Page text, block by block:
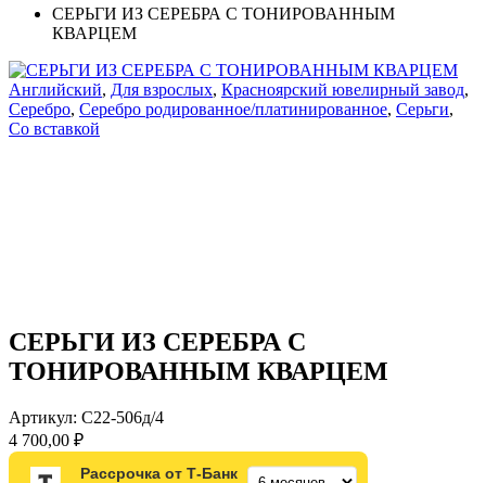
СЕРЬГИ ИЗ СЕРЕБРА С ТОНИРОВАННЫМ
КВАРЦЕМ
Английский, Для взрослых, Красноярский ювелирный завод,
Серебро, Серебро родированное/платинированное, Серьги,
Со вставкой
СЕРЬГИ ИЗ СЕРЕБРА С
ТОНИРОВАННЫМ КВАРЦЕМ
Артикул: С22-506д/4
4 700,00 ₽
Рассрочка от Т-Банк